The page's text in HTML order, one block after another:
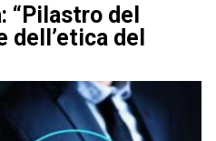
“Pilastro del
del